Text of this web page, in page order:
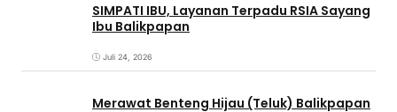
SIMPATI IBU, Layanan Terpadu RSIA Sayang
Ibu Balikpapan
Juli 24, 2026
Merawat Benteng Hijau (Teluk) Balikpapan